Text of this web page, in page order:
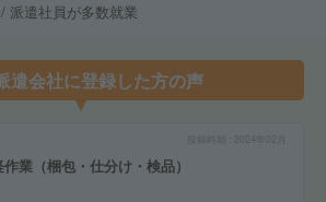
派遣社員が多数就業
遣会社に登録した方の声
2024年02月
業（梱包・仕分け・検品）